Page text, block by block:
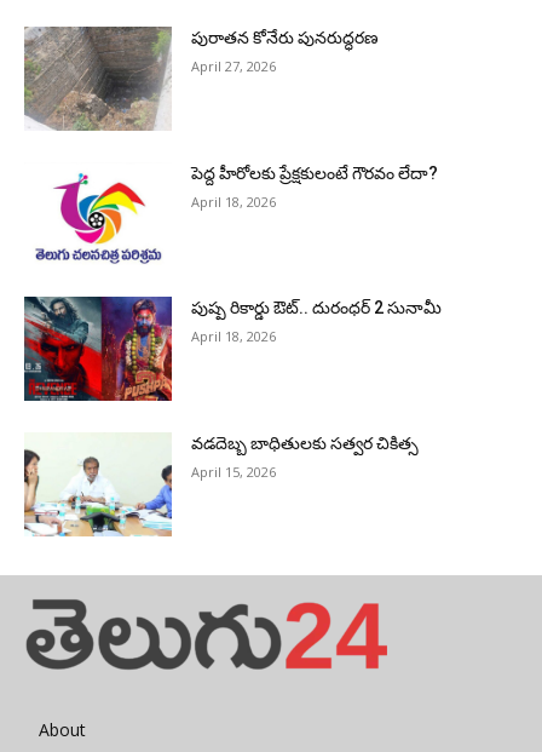
పురాత‌న కోనేరు పున‌రుద్ధ‌ర‌ణ
April 27, 2026
పెద్ద హీరోల‌కు ప్రేక్ష‌కులంటే గౌర‌వం లేదా?
April 18, 2026
పుష్ప రికార్డు ఔట్‌.. దురంధ‌ర్ 2 సునామీ
April 18, 2026
వడదెబ్బ బాధితులకు సత్వర చికిత్స
April 15, 2026
About